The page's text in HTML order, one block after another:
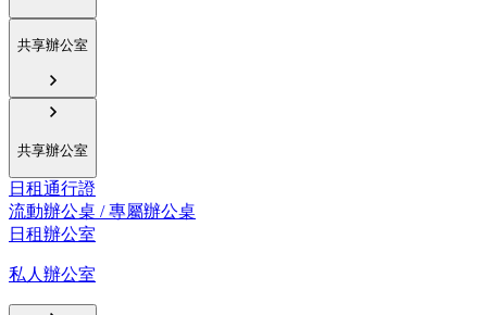
共享辦公室
共享辦公室
日租通行證
流動辦公桌 / 專屬辦公桌
日租辦公室
私人辦公室